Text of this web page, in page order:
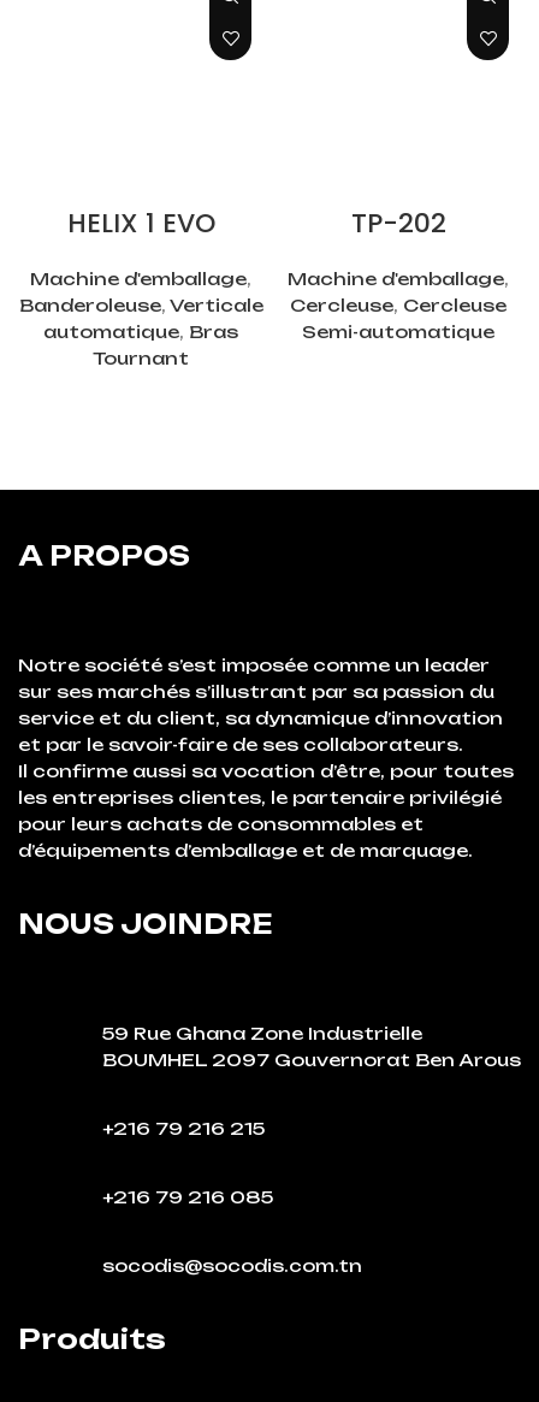
HELIX 1 EVO
Machine d'emballage,
Banderoleuse, Verticale
automatique, Bras
Tournant
TP-202
Machine d'emballage,
Cercleuse, Cercleuse
Semi-automatique
A PROPOS
Notre société s’est imposée comme un leader
sur ses marchés s’illustrant par sa passion du
service et du client, sa dynamique d’innovation
et par le savoir-faire de ses collaborateurs.
Il confirme aussi sa vocation d’être, pour toutes
les entreprises clientes, le partenaire privilégié
pour leurs achats de consommables et
d’équipements d’emballage et de marquage.
NOUS JOINDRE
59 Rue Ghana Zone Industrielle
BOUMHEL 2097 Gouvernorat Ben Arous
+216 79 216 215
+216 79 216 085
socodis@socodis.com.tn
Produits